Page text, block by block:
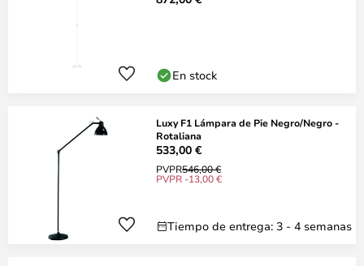
En stock
Luxy F1 Lámpara de Pie Negro/Negro -
Rotaliana
533,00 €
PVPR546,00 €
PVPR -13,00 €
Tiempo de entrega: 3 - 4 semanas